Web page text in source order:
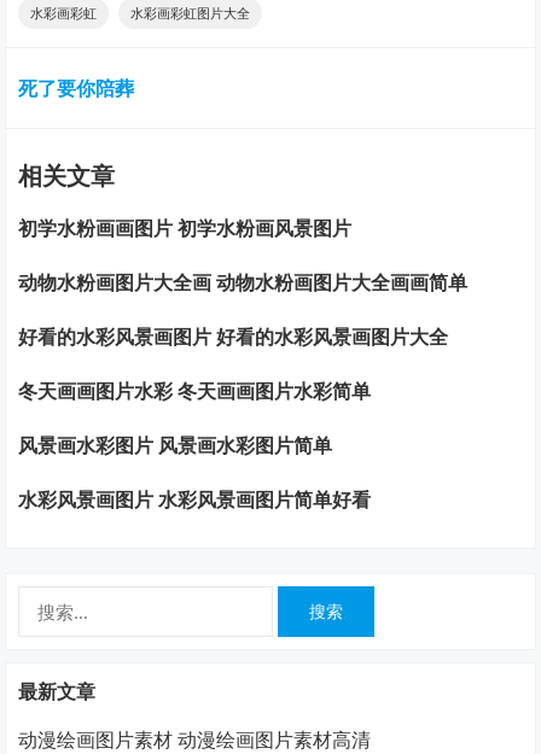
水彩画彩虹 水彩画彩虹图片大全
死了要你陪葬
相关文章
初学水粉画画图片 初学水粉画风景图片
动物水粉画图片大全画 动物水粉画图片大全画画简单
好看的水彩风景画图片 好看的水彩风景画图片大全
冬天画画图片水彩 冬天画画图片水彩简单
风景画水彩图片 风景画水彩图片简单
水彩风景画图片 水彩风景画图片简单好看
最新文章
动漫绘画图片素材 动漫绘画图片素材高清